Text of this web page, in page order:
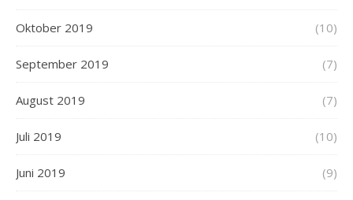
Oktober 2019 (10)
September 2019 (7)
August 2019 (7)
Juli 2019 (10)
Juni 2019 (9)